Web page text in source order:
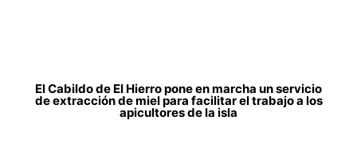
El Cabildo de El Hierro pone en marcha un servicio
de extracción de miel para facilitar el trabajo a los
apicultores de la isla